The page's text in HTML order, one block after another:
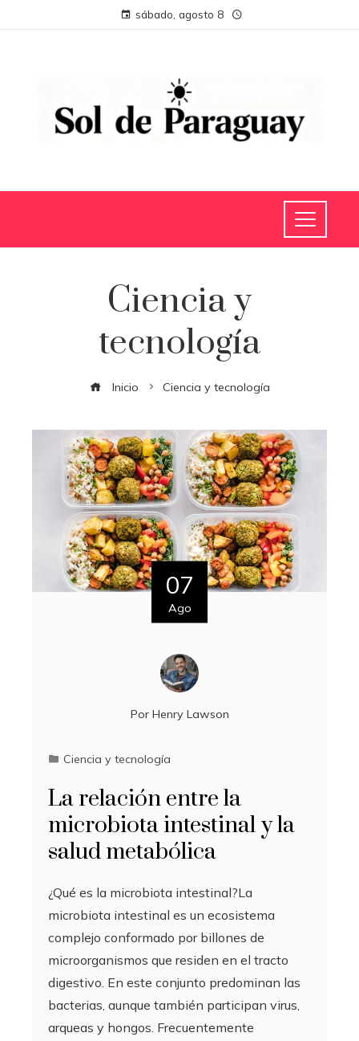
sábado, agosto 8
Ciencia y
tecnología
Inicio Ciencia y tecnología
07
Ago
Por Henry Lawson
Ciencia y tecnología
La relación entre la
microbiota intestinal y la
salud metabólica
¿Qué es la microbiota intestinal?La
microbiota intestinal es un ecosistema
complejo conformado por billones de
microorganismos que residen en el tracto
digestivo. En este conjunto predominan las
bacterias, aunque también participan virus,
arqueas y hongos. Frecuentemente